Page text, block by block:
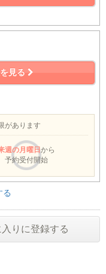
見る
があります
週の月曜日から
予約受付開始
る
りに登録する